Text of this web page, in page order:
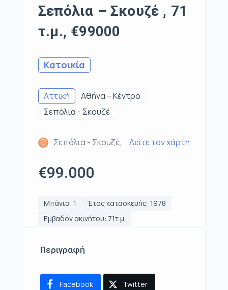
Σεπόλια – Σκουζέ , 71
τ.μ., €99000
Κατοικία
Αττική
Αθήνα – Κέντρο
Σεπόλια - Σκουζέ
Σεπόλια - Σκουζέ, Δείτε τον χάρτη
€99.000
Μπάνια: 1
Έτος κατασκευής: 1978
Εμβαδόν ακινήτου: 71τ.μ.
Περιγραφή
Facebook Twitter